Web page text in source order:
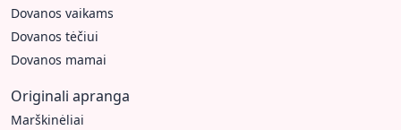
Dovanos vaikams
Dovanos tėčiui
Dovanos mamai
Originali apranga
Marškinėliai